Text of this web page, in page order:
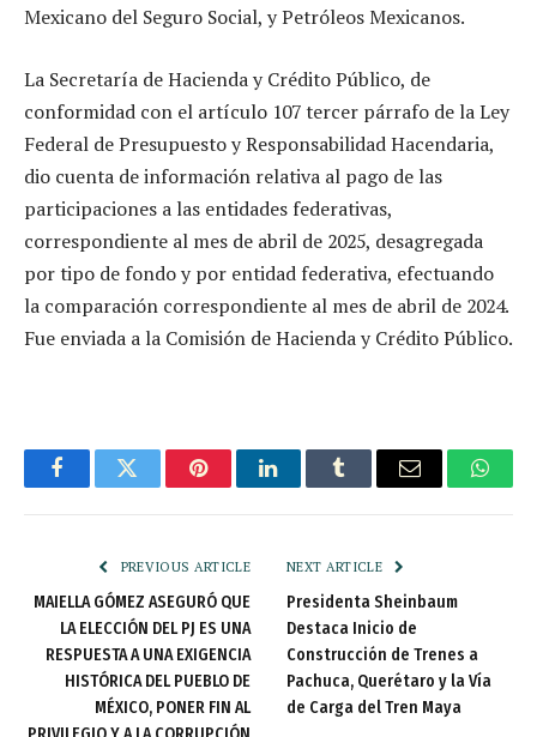
Mexicano del Seguro Social, y Petróleos Mexicanos.
La Secretaría de Hacienda y Crédito Público, de
conformidad con el artículo 107 tercer párrafo de la Ley
Federal de Presupuesto y Responsabilidad Hacendaria,
dio cuenta de información relativa al pago de las
participaciones a las entidades federativas,
correspondiente al mes de abril de 2025, desagregada
por tipo de fondo y por entidad federativa, efectuando
la comparación correspondiente al mes de abril de 2024.
Fue enviada a la Comisión de Hacienda y Crédito Público.
FacebookTwitter PinterestLinkedInTumblr Email
PREVIOUS ARTICLE
MAIELLA GÓMEZ ASEGURÓ QUE
LA ELECCIÓN DEL PJ ES UNA
RESPUESTA A UNA EXIGENCIA
HISTÓRICA DEL PUEBLO DE
MÉXICO, PONER FIN AL
NEXT ARTICLE
Presidenta Sheinbaum
Destaca Inicio de
Construcción de Trenes a
Pachuca, Querétaro y la Vía
de Carga del Tren Maya